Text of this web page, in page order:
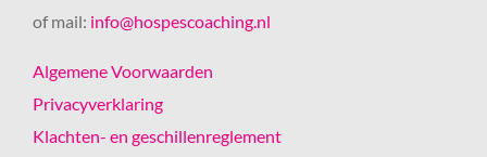
of mail: info@hospescoaching.nl
Algemene Voorwaarden
Privacyverklaring
Klachten- en geschillenreglement